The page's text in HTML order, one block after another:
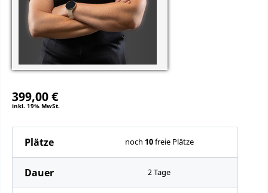
399,00 €
inkl. 19% MwSt.
Plätze noch 10freie Plätze
Dauer 2 Tage